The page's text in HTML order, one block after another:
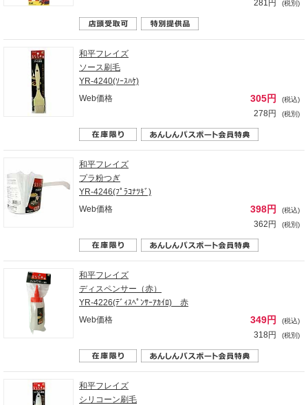
281円 (税別)
和平フレイズ
ソース刷毛
YR-4240(ｿｰｽﾊｹ)
Web価格
305円 (税込)
278円 (税別)
和平フレイズ
プラ粉つぎ
YR-4246(ﾌﾟﾗｺﾅﾂｷﾞ)
Web価格
398円 (税込)
362円 (税別)
和平フレイズ
ディスペンサー（赤）
YR-4226(ﾃﾞｨｽﾍﾟﾝｻｰｱｶｲﾛ) 赤
Web価格
349円 (税込)
318円 (税別)
和平フレイズ
シリコーン刷毛